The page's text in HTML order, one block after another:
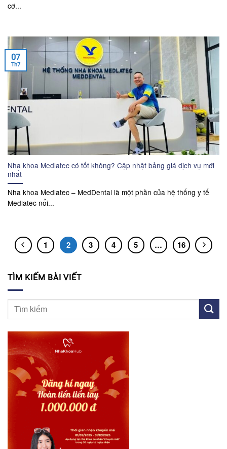
cơ...
Nha khoa Medlatec có tốt không? Cập nhật bảng giá dịch vụ mới
nhất
Nha khoa Medlatec – MedDental là một phần của hệ thống y tế
Medlatec nổi...
07
Th7
1 2 3 4 5 … 16
TÌM KIẾM BÀI VIẾT